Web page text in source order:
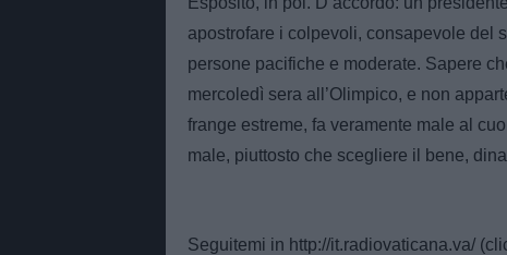
apostrofare i colpevoli, consapevole del
persone pacifiche e moderate. Sapere
mercoledì sera all’Olimpico, e non
frange estreme, fa veramente male al
male, piuttosto che scegliere il bene,
Seguitemi in http://it.radiovaticana.va/